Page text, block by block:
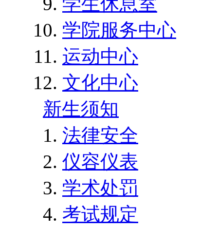
学院服务中心
运动中心
文化中心
新生须知
法律安全
仪容仪表
学术处罚
考试规定